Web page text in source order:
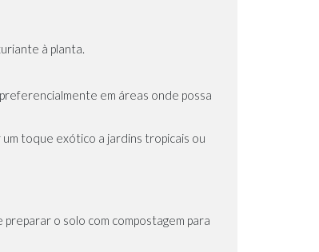
à planta.
em áreas onde possa
toque exótico a jardins tropicais ou
o solo com compostagem para